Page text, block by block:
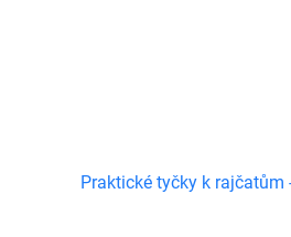
Praktické tyčky k rajčatům